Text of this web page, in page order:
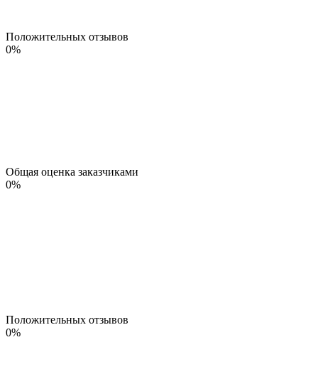
Положительных отзывов
0%
Общая оценка заказчиками
0%
Положительных отзывов
0%